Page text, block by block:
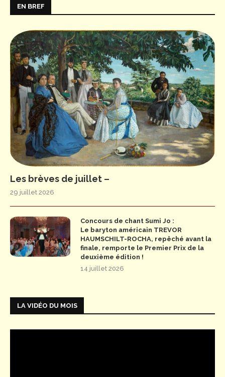
EN BREF
Les brèves de juillet –
29 juillet 2026
Concours de chant Sumi Jo :
Le baryton américain TREVOR
HAUMSCHILT-ROCHA, repêché avant la
finale, remporte le Premier Prix de la
deuxième édition !
14 juillet 2026
LA VIDÉO DU MOIS